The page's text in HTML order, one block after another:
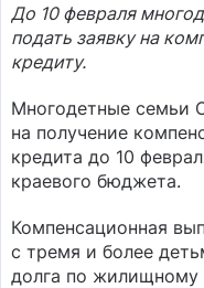
До 10 февраля
подать заявку на
кредиту.
Многодетные семьи
на получение
кредита до 10
краевого бюджета.
Компенсационная
с тремя и более
долга по жилищному